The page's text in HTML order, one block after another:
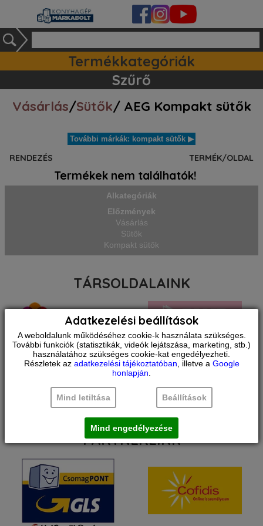
Termékkategóriák
Szűrő
Vásárlás/Sütők/ AEG Kompakt sütők
További márkák: kompakt sütők ▶
RENDEZÉS TERMÉK/OLDAL
Termékek nem találhatók!
Alkategóriák
Előzmények
Vásárlás
Sütők
Kompakt sütők
TÁRSOLDALAINK
PARTNEREINK
Adatkezelési beállítások
A weboldalunk működéséhez cookie-k használata szükséges.
További funkciók (statisztikák, videók lejátszása, marketing, stb.)
használatához szükséges cookie-kat engedélyezheti.
Részletek az adatkezelési tájékoztatóban , illetve a Google
honlapján
Mind letiltása Beállítások
Mind engedélyezése